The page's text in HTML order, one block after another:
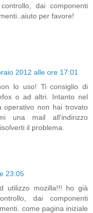
dai componenti
per favore!
2012 alle ore 17:01
lo uso! Ti consiglio di
o ad altri. Intanto nel
operativo non hai trovato
una mail all'indirizzo
il problema.
23:05
utilizzo mozilla!!! ho già
dai componenti
come pagina iniziale